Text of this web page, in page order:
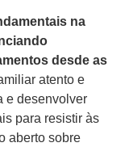
na
desde as
atento e
e desenvolver
para resistir às
aberto sobre